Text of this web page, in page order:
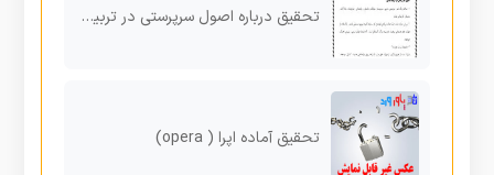
تحقیق درباره اصول سرپرستی در تربیت بدنی
تحقیق آماده اپرا ( opera)